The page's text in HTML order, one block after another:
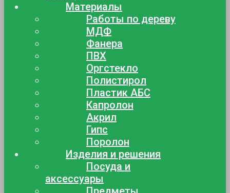
Материалы
Работы по дереву
МДФ
Фанера
ПВХ
Оргстекло
Полистирол
Пластик АБС
Капролон
Акрил
Гипс
Поролон
Изделия и решения
Посуда и
аксессуары